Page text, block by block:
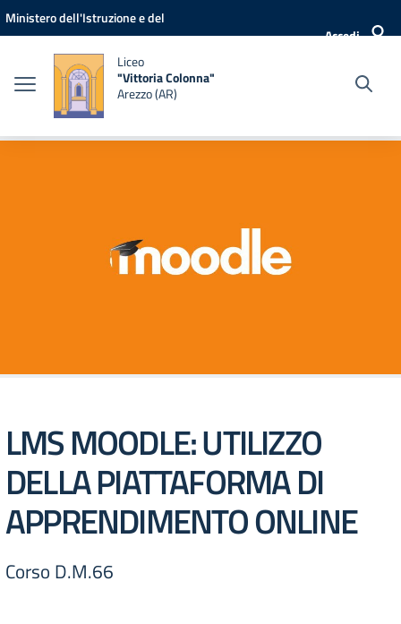
Vai ai contenuti
Vai al menu di navigazione
Vai al footer
Ministero dell'Istruzione e del
Accedi
Liceo
"Vittoria Colonna"
Arezzo (AR)
LMS MOODLE: UTILIZZO
DELLA PIATTAFORMA DI
APPRENDIMENTO ONLINE
Corso D.M.66